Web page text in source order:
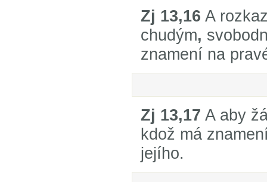
Zj 13,16 A
chudým,
znamení na
Zj 13,17 A aby
kdož má
jejího.